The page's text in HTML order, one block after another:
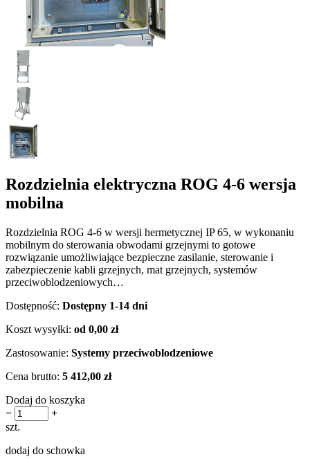
Rozdzielnia elektryczna ROG 4-6 wersja
mobilna
Rozdzielnia ROG 4-6 w wersji hermetycznej IP 65, w wykonaniu
mobilnym do sterowania obwodami grzejnymi to gotowe
rozwiązanie umożliwiające bezpieczne zasilanie, sterowanie i
zabezpieczenie kabli grzejnych, mat grzejnych, systemów
przeciwoblodzeniowych…
Dostępność: Dostępny 1-14 dni
Koszt wysyłki: od 0,00 zł
Zastosowanie: Systemy przeciwoblodzeniowe
Cena brutto: 5 412,00 zł
Dodaj do koszyka
−
+
szt.
dodaj do schowka